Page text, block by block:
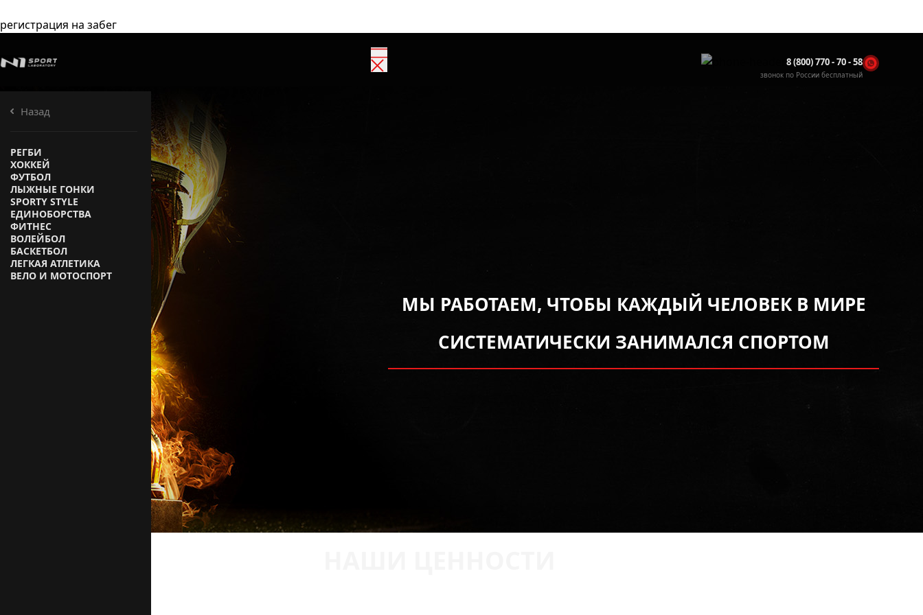
регистрация на забег
НОВОСТИ
НАША МИССИЯ
КОНТАКТЫ
Назад
РЕГБИ
ХОККЕЙ
ФУТБОЛ
ЛЫЖНЫЕ ГОНКИ
SPORTY STYLE
ЕДИНОБОРСТВА
ФИТНЕС
ВОЛЕЙБОЛ
БАСКЕТБОЛ
ЛЕГКАЯ АТЛЕТИКА
ВЕЛО И МОТОСПОРТ
8 (800) 770 - 70 - 58
звонок по России бесплатный
МЫ РАБОТАЕМ, ЧТОБЫ КАЖДЫЙ ЧЕЛОВЕК В МИРЕ
СИСТЕМАТИЧЕСКИ ЗАНИМАЛСЯ СПОРТОМ